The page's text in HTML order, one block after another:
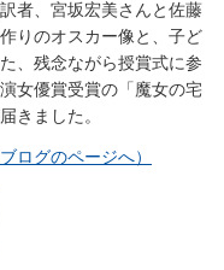
者、宮坂宏美さんと佐藤
りのオスカー像と、子ど
、残念ながら授賞式に参
女優賞受賞の「魔女の宅
きました。
ログのページへ）